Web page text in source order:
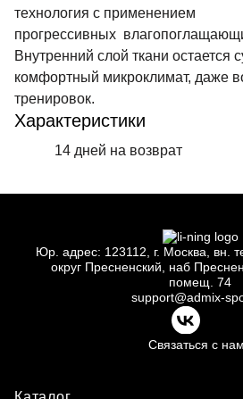
технология с применением
прогрессивных
Внутренний слой ткани остается
комфортный микроклимат, даже
тренировок.
Характеристики
14 дней на возврат
Юр. адрес: 123112, г. Москва, вн.
округ Пресненский, наб
помещ. 74
support@admix-
Связаться с